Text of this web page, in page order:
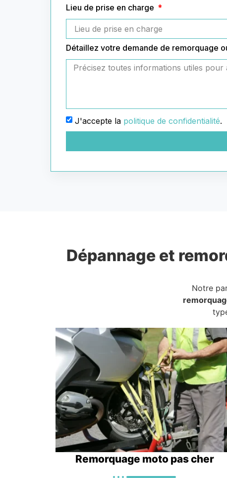
Lieu de prise en charge
Détaillez votre demande de remorquage
J'accepte la politique de confidentialité.
Dépannage et
Notre
Remorquage moto pas cher